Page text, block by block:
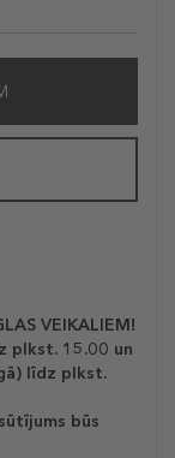
VEIKALIEM!
plkst. 15.00 un
līdz plkst.
būs